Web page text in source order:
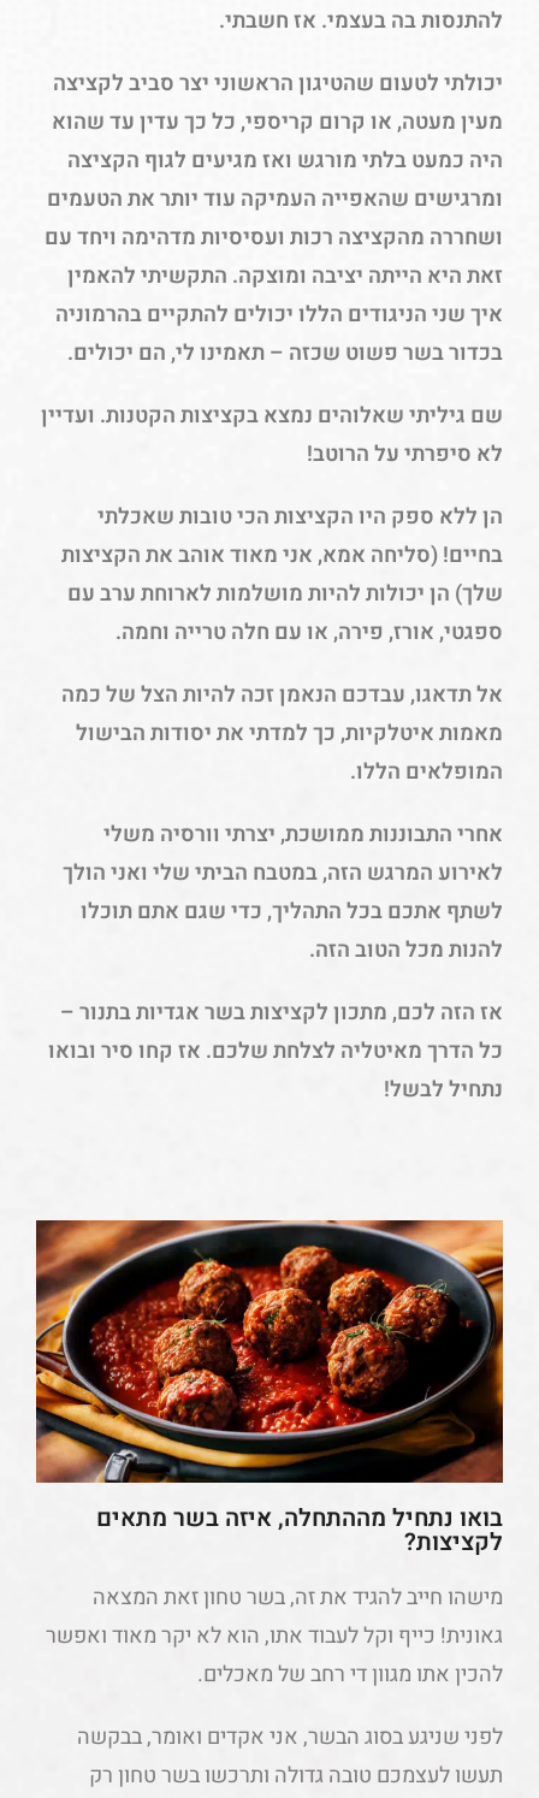
להתנסות בה בעצמי. אז חשבתי.
יכולתי לטעום שהטיגון הראשוני יצר סביב לקציצה
מעין מעטה, או קרום קריספי, כל כך עדין עד שהוא
היה כמעט בלתי מורגש ואז מגיעים לגוף הקציצה
ומרגישים שהאפייה העמיקה עוד יותר את הטעמים
ושחררה מהקציצה רכות ועסיסיות מדהימה ויחד עם
זאת היא הייתה יציבה ומוצקה. התקשיתי להאמין
איך שני הניגודים הללו יכולים להתקיים בהרמוניה
בכדור בשר פשוט שכזה – תאמינו לי, הם יכולים.
שם גיליתי שאלוהים נמצא בקציצות הקטנות. ועדיין
לא סיפרתי על הרוטב!
הן ללא ספק היו הקציצות הכי טובות שאכלתי
בחיים! (סליחה אמא, אני מאוד אוהב את הקציצות
שלך) הן יכולות להיות מושלמות לארוחת ערב עם
ספגטי, אורז, פירה, או עם חלה טרייה וחמה.
אל תדאגו, עבדכם הנאמן זכה להיות הצל של כמה
מאמות איטלקיות, כך למדתי את יסודות הבישול
המופלאים הללו.
אחרי התבוננות ממושכת, יצרתי וורסיה משלי
לאירוע המרגש הזה, במטבח הביתי שלי ואני הולך
לשתף אתכם בכל התהליך, כדי שגם אתם תוכלו
להנות מכל הטוב הזה.
אז הזה לכם, מתכון לקציצות בשר אגדיות בתנור –
כל הדרך מאיטליה לצלחת שלכם. אז קחו סיר ובואו
נתחיל לבשל!
בואו נתחיל מההתחלה, איזה בשר מתאים
לקציצות?
מישהו חייב להגיד את זה, בשר טחון זאת המצאה
גאונית! כייף וקל לעבוד אתו, הוא לא יקר מאוד ואפשר
להכין אתו מגוון די רחב של מאכלים.
לפני שניגע בסוג הבשר, אני אקדים ואומר, בבקשה
תעשו לעצמכם טובה גדולה ותרכשו בשר טחון רק